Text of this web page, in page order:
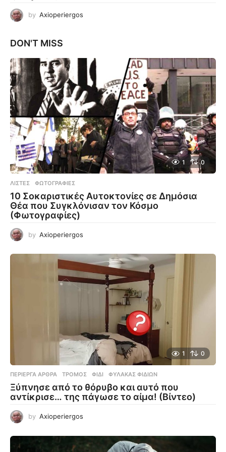
by Axioperiergos
DON'T MISS
1 0
ΛΊΣΤΕΣ ,ΦΩΤΟΓΡΑΦΊΕΣ
10 Σοκαριστικές Αυτοκτονίες σε Δημόσια
Θέα που Συγκλόνισαν τον Κόσμο
(Φωτογραφίες)
by Axioperiergos
1 0
ΠΕΡΊΕΡΓΑ ΆΡΘΡΑ ΤΡΌΜΟΣ ,ΦΊΔΙ ,ΦΎΛΑΚΑΣ ΦΙΔΙΏΝ
Ξύπνησε από το θόρυβο και αυτό που
αντίκρισε… της πάγωσε το αίμα! (Βίντεο)
by Axioperiergos